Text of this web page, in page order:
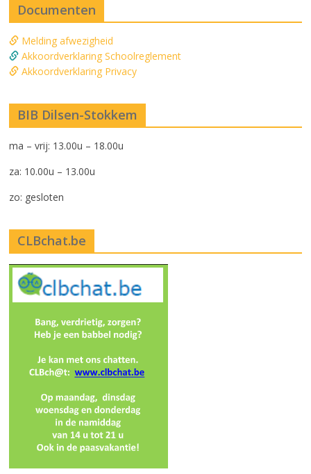
Documenten
Melding afwezigheid
Akkoordverklaring Schoolreglement
Akkoordverklaring Privacy
BIB Dilsen-Stokkem
ma – vrij: 13.00u – 18.00u
za: 10.00u – 13.00u
zo: gesloten
CLBchat.be